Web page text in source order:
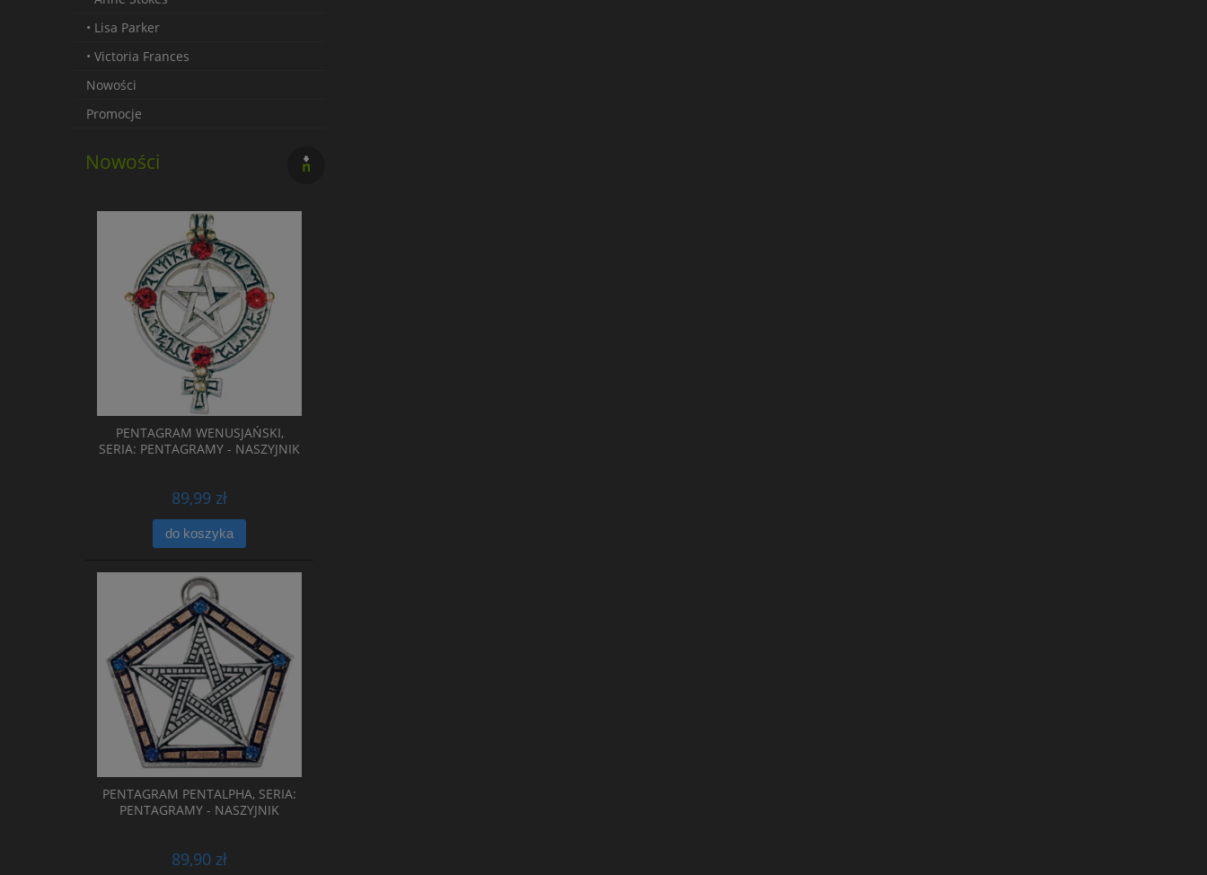
• Lisa Parker
• Victoria Frances
Nowości
Promocje
Nowości
PENTAGRAM WENUSJAŃSKI,
SERIA: PENTAGRAMY - NASZYJNIK
89,99 zł
do koszyka
PENTAGRAM PENTALPHA, SERIA:
PENTAGRAMY - NASZYJNIK
89,90 zł